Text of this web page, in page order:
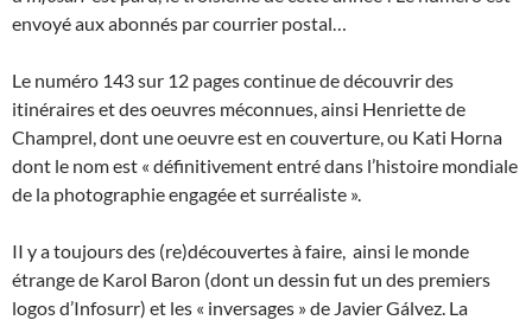
envoyé aux abonnés par courrier postal…
Le numéro 143 sur 12 pages continue de découvrir des
itinéraires et des oeuvres méconnues, ainsi Henriette de
Champrel, dont une oeuvre est en couverture, ou Kati Horna
dont le nom est « définitivement entré dans l’histoire mondiale
de la photographie engagée et surréaliste ».
II y a toujours des (re)découvertes à faire, ainsi le monde
étrange de Karol Baron (dont un dessin fut un des premiers
logos d’Infosurr) et les « inversages » de Javier Gálvez. La